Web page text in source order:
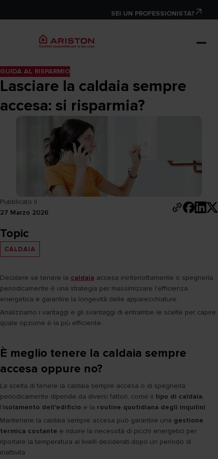
SEI UN PROFESSIONISTA?
GUIDA AL RISPARMIO
Lasciare la caldaia sempre
accesa: si risparmia?
Pubblicato il
27 Marzo 2026
Topic
CALDAIA
Decidere se tenere la caldaia accesa ininterrottamente o spegnerla
periodicamente è una strategia per massimizzare l'efficienza
energetica e garantire la longevità delle apparecchiature.
Analizziamo i vantaggi e gli svantaggi di entrambe le scelte per capire
quale opzione è la più efficiente.
È meglio tenere la caldaia sempre
accesa oppure no?
La scelta di tenere la caldaia sempre accesa o di spegnerla
periodicamente dipende da diversi fattori, come il tipo di caldaia,
l'isolamento dell'edificio e la routine quotidiana degli inquilini.
Mantenere la caldaia sempre accesa può garantire una gestione
termica costante e ridurre la necessità di picchi energetici per
riportare la temperatura ai livelli desiderati dopo un periodo di
inattività